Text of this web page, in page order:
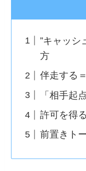
”キャッシ
方
伴走する
「相手起
許可を得る
前置きト